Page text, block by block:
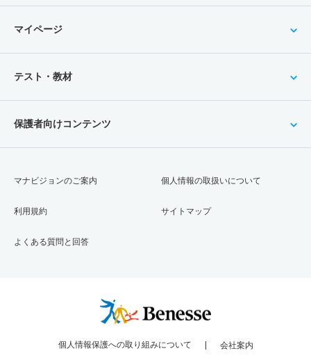
マイページ
テスト・教材
保護者向けコンテンツ
マナビジョンのご案内
利用規約
よくある質問と回答
個人情報の取扱いについて
サイトマップ
個人情報保護への取り組みについて 会社案内